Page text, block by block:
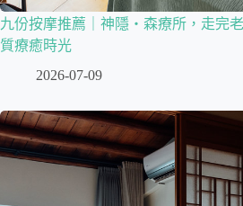
九份按摩推薦｜神隱・森療所，走完
質療癒時光
2026-07-09